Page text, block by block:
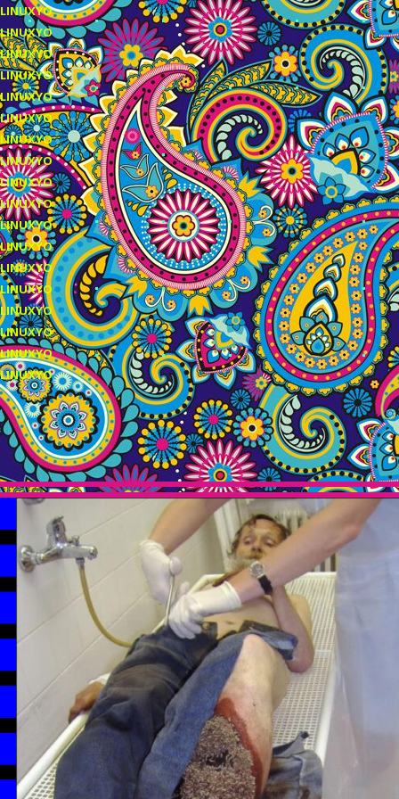
LINUXYO
LINUXYO
LINUXYO
LINUXYO
LINUXYO
LINUXYO
LINUXYO
LINUXYO
LINUXYO
LINUXYO
LINUXYO
LINUXYO
LINUXYO
LINUXYO
LINUXYO
LINUXYO
LINUXYO
LINUXYO